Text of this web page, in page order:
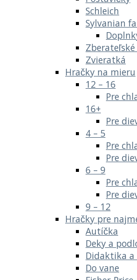
Schleich
Sylvanian
Zvieratká
Hračky na mieru
12 – 16
Pre
16+
Pre
4 – 5
Pre
Pre
6 – 9
Pre
Pre
9 – 12
Hračky pre
Autíčka
Deky a
Didaktika
Do vane